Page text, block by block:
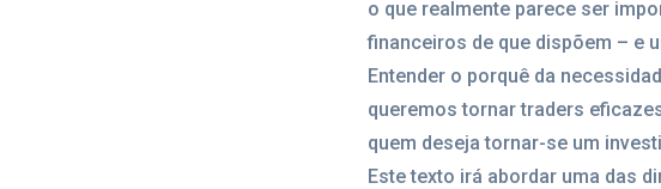
o que realmente parece ser
financeiros de que dispõem – e
Entender o porquê da
queremos tornar traders
quem deseja tornar-se um
Este texto irá abordar uma das